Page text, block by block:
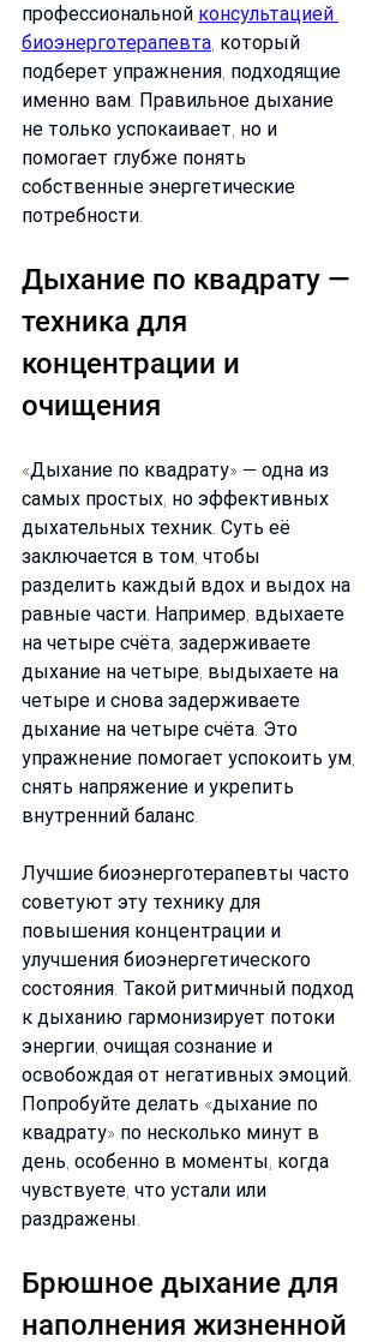
профессиональной консультацией
биоэнерготерапевта , который
подберет упражнения, подходящие
именно вам. Правильное дыхание
не только успокаивает, но и
помогает глубже понять
собственные энергетические
потребности.
Дыхание по квадрату —
техника для
концентрации и
очищения
«Дыхание по квадрату» — одна из
самых простых, но эффективных
дыхательных техник. Суть её
заключается в том, чтобы
разделить каждый вдох и выдох на
равные части. Например, вдыхаете
на четыре счёта, задерживаете
дыхание на четыре, выдыхаете на
четыре и снова задерживаете
дыхание на четыре счёта. Это
упражнение помогает успокоить ум,
снять напряжение и укрепить
внутренний баланс.
Лучшие биоэнерготерапевты часто
советуют эту технику для
повышения концентрации и
улучшения биоэнергетического
состояния. Такой ритмичный подход
к дыханию гармонизирует потоки
энергии, очищая сознание и
освобождая от негативных эмоций.
Попробуйте делать «дыхание по
квадрату» по несколько минут в
день, особенно в моменты, когда
чувствуете, что устали или
раздражены.
Брюшное дыхание для
наполнения жизненной